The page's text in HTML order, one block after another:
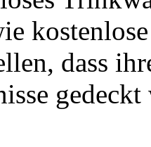
dass
gedeckt